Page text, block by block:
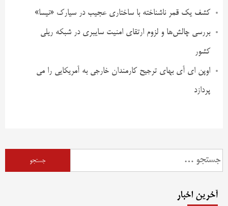
کشف یک قمر ناشناخته با ساختاری عجیب در سیارک «نیسا»
بررسی چالش‌ها و لزوم ارتقای امنیت سایبری در شبکه ریلی
کشور
اوپن ای آی بهای ترجیح کارمندان خارجی به آمریکایی را می
پردازد
آخرین اخبار